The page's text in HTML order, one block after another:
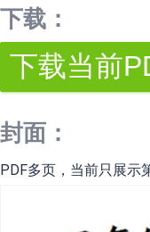
下载：
封面：
PDF多页，当前只展示